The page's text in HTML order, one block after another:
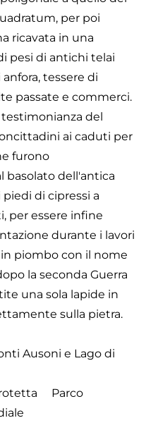
per poi
ricavata in una
pesi di antichi telai
tessere di
passate e commerci.
del
ai caduti per
furono
basolato dell'antica
di cipressi a
per essere infine
durante i lavori
piombo con il nome
la seconda Guerra
una sola lapide in
sulla pietra.
Ausoni e Lago di
Parco